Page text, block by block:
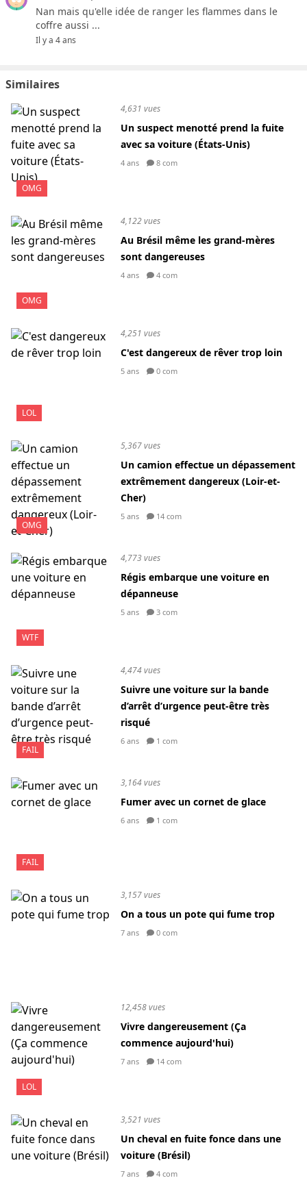
Nan mais qu'elle idée de ranger les flammes dans le
coffre aussi ...
Il y a 4 ans
Similaires
OMG
4,631 vues
Un suspect menotté prend la fuite
avec sa voiture (États-Unis)
4 ans 8 com
OMG
4,122 vues
Au Brésil même les grand-mères
sont dangereuses
4 ans 4 com
LOL
4,251 vues
C'est dangereux de rêver trop loin
5 ans 0 com
OMG
5,367 vues
Un camion effectue un dépassement
extrêmement dangereux (Loir-et-
Cher)
5 ans 14 com
WTF
4,773 vues
Régis embarque une voiture en
dépanneuse
5 ans 3 com
FAIL
4,474 vues
Suivre une voiture sur la bande
d’arrêt d’urgence peut-être très
risqué
6 ans 1 com
FAIL
3,164 vues
Fumer avec un cornet de glace
6 ans 1 com
3,157 vues
On a tous un pote qui fume trop
7 ans 0 com
LOL
12,458 vues
Vivre dangereusement (Ça
commence aujourd'hui)
7 ans 14 com
3,521 vues
Un cheval en fuite fonce dans une
voiture (Brésil)
7 ans 4 com